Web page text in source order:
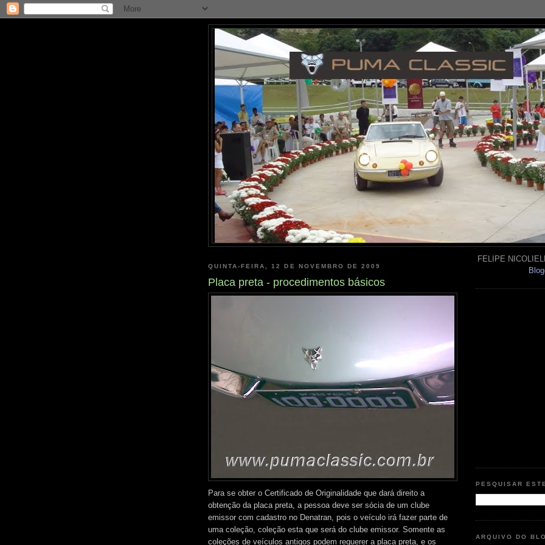
QUINTA-FEIRA, 12 DE NOVEMBRO DE 2009
Placa preta - procedimentos básicos
Para se obter o Certificado de Originalidade que dará direito a
obtenção da placa preta, a pessoa deve ser sócia de um clube
emissor com cadastro no Denatran, pois o veículo irá fazer parte de
uma coleção, coleção esta que será do clube emissor. Somente as
coleções de veículos antigos podem requerer a placa preta, e os
FELIPE
PESQUISAR
ARQUIVO DO